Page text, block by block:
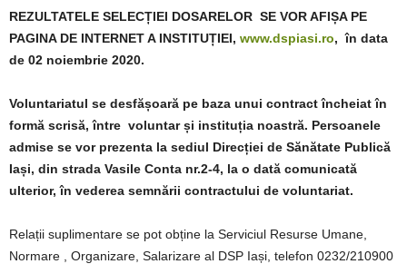
REZULTATELE SELECȚIEI DOSARELOR SE VOR AFIȘA PE
PAGINA DE INTERNET A INSTITUȚIEI, www.dspiasi.ro, în data
de 02 noiembrie 2020.
Voluntariatul se desfășoară pe baza unui contract încheiat în
formă scrisă, între voluntar și instituția noastră. Persoanele
admise se vor prezenta la sediul Direcției de Sănătate Publică
Iași, din strada Vasile Conta nr.2-4, la o dată comunicată
ulterior, în vederea semnării contractului de voluntariat.
Relații suplimentare se pot obține la Serviciul Resurse Umane,
Normare , Organizare, Salarizare al DSP Iași, telefon 0232/210900